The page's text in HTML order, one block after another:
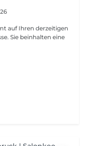
auf Ihren derzeitigen
Sie beinhalten eine